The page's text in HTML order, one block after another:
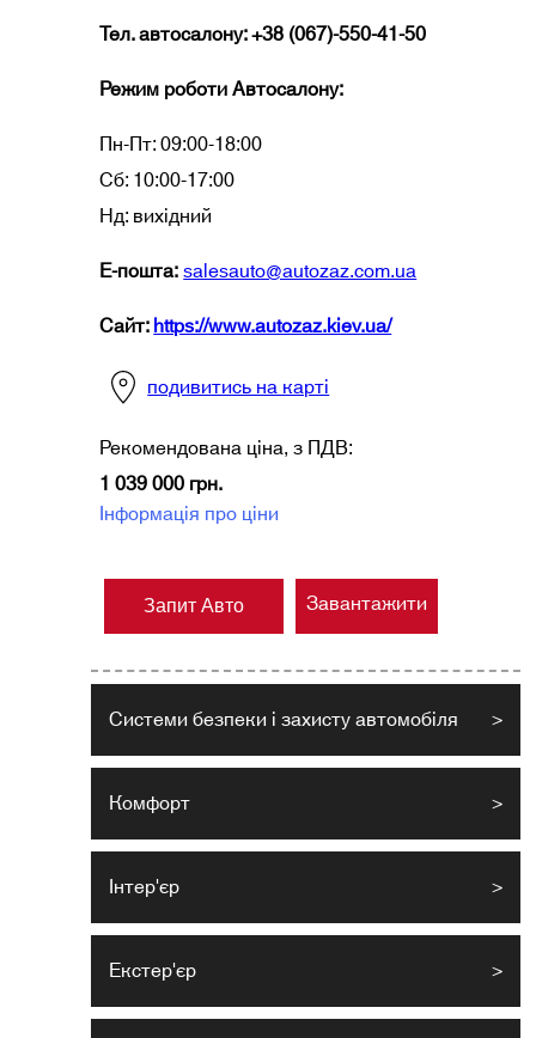
Тел. автосалону: +38 (067)-550-41-50
Режим роботи Автосалону:
Пн-Пт: 09:00-18:00
Сб: 10:00-17:00
Нд: вихідний
Е-пошта:salesauto@autozaz.com.ua
Сайт:https://www.autozaz.kiev.ua/
подивитись на карті
Рекомендована ціна, з ПДВ:
1 039 000 грн.
Інформація про ціни
Запит Авто Завантажити
Системи безпеки і захисту автомобіля >
Комфорт >
Інтер'єр >
Екстер'єр >